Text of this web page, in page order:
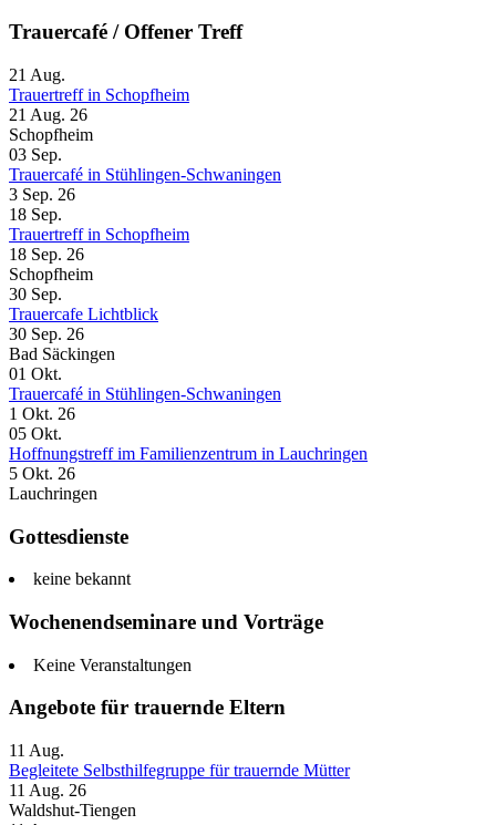
Trauercafé / Offener Treff
21 Aug.
Trauertreff in Schopfheim
21 Aug. 26
Schopfheim
03 Sep.
Trauercafé in Stühlingen-Schwaningen
3 Sep. 26
18 Sep.
Trauertreff in Schopfheim
18 Sep. 26
Schopfheim
30 Sep.
Trauercafe Lichtblick
30 Sep. 26
Bad Säckingen
01 Okt.
Trauercafé in Stühlingen-Schwaningen
1 Okt. 26
05 Okt.
Hoffnungstreff im Familienzentrum in Lauchringen
5 Okt. 26
Lauchringen
Gottesdienste
keine bekannt
Wochenendseminare und Vorträge
Keine Veranstaltungen
Angebote für trauernde Eltern
11 Aug.
Begleitete Selbsthilfegruppe für trauernde Mütter
11 Aug. 26
Waldshut-Tiengen